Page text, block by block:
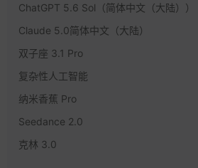
ChatGPT 5.6 Sol（简体中文（大陆））
Claude 5.0简体中文（大陆）
双子座 3.1 Pro
复杂性人工智能
纳米香蕉 Pro
Seedance 2.0
克林 3.0